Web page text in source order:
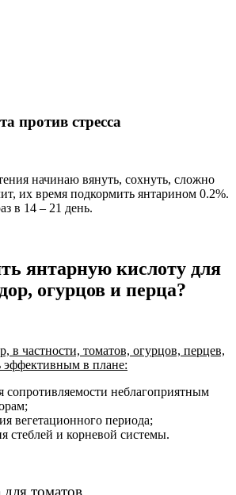
против стресса
начинаю вянуть, сохнуть, сложно
их время подкормить янтарином 0.2%.
в 14 – 21 день.
янтарную кислоту для
огурцов и перца?
в частности, томатов, огурцов, перцев,
эффективным в плане:
сопротивляемости неблагоприятным
вегетационного периода;
стеблей и корневой системы.
для томатов